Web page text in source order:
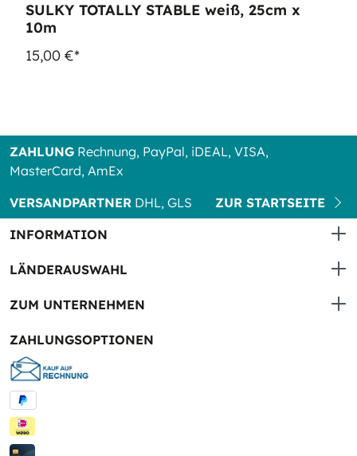
SULKY TOTALLY STABLE weiß, 25cm x
10m
15,00 €*
ZAHLUNG Rechnung, PayPal, iDEAL, VISA,
MasterCard, AmEx
VERSANDPARTNER DHL, GLS
ZUR STARTSEITE
INFORMATION
LÄNDERAUSWAHL
ZUM UNTERNEHMEN
ZAHLUNGSOPTIONEN